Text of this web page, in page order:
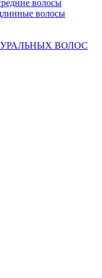
волосы
волосы
ВОЛОС